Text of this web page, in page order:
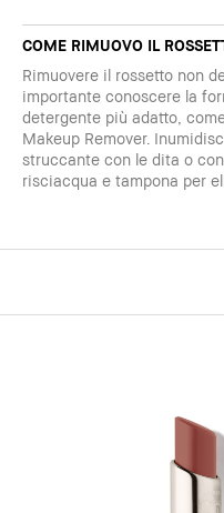
COME RIMUOVO IL
Rimuovere il rossetto non
importante conoscere la
detergente più adatto,
Makeup Remover.
struccante con le dita o
risciacqua e tampona per